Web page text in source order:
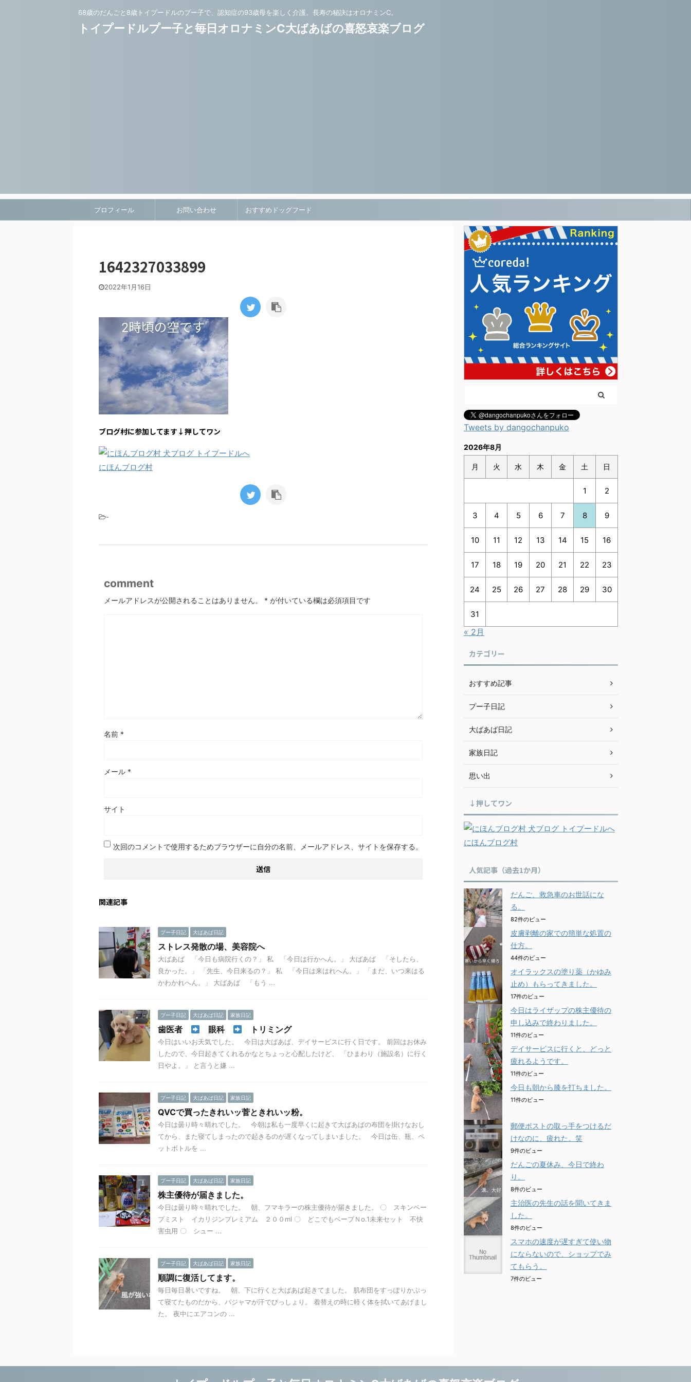
68歳のだんごと8歳トイプードルのプー子で、認知症の93歳母を楽しく介護。長寿の秘訣はオロナミンC。
トイプードルプー子と毎日オロナミンC大ばあばの喜怒哀楽ブログ
プロフィール お問い合わせ おすすめドッグフード
1642327033899
2022年1月16日
ブログ村に参加してます↓押してワン
にほんブログ村
-
comment
メールアドレスが公開されることはありません。 * が付いている欄は必須項目です
名前 *
メール *
サイト
次回のコメントで使用するためブラウザーに自分の名前、メールアドレス、サイトを保存する。
関連記事
プー子日記 大ばあば日記
ストレス発散の場、美容院へ
大ばあば 「今日も病院行くの？」 私 「今日は行かへん。」 大ばあば 「そしたら、
良かった。」 「先生、今日来るの？」 私 「今日は来はれへん。」 「まだ、いつ来はる
かわかれへん。」 大ばあば 「もう ...
プー子日記 大ばあば日記 家族日記
歯医者 眼科 トリミング
今日はいいお天気でした。 今日は大ばあば、デイサービスに行く日です。 前回はお休み
したので、今日起きてくれるかなとちょっと心配したけど、 「ひまわり（施設名）に行く
日やよ。」 と言うと嫌 ...
プー子日記 大ばあば日記 家族日記
QVCで買ったきれいッ菅ときれいッ粉。
今日は曇り時々晴れでした。 今朝は私も一度早くに起きて大ばあばの布団を掛けなおし
てから、また寝てしまったので起きるのが遅くなってしまいました。 今日は缶、瓶、ペ
ットボトルを ...
プー子日記 大ばあば日記 家族日記
株主優待が届きました。
今日は曇り時々晴れでした。 朝、フマキラーの株主優待が届きました。 〇 スキンベー
プミスト イカリジンプレミアム ２００ml 〇 どこでもベープＮo.1未来セット 不快
害虫用 〇 シュー ...
プー子日記 大ばあば日記 家族日記
順調に復活してます。
毎日毎日暑いですね。 朝、下に行くと大ばあば起きてました。 肌布団をすっぽりかぶっ
て寝てたものだから、パジャマが汗でびっしょり。 着替えの時に軽く体を拭いてあげまし
た。 夜中にエアコンの ...
Tweets by dangochanpuko
2026年8月
月 火 水 木 金 土 日
1 2
3 4 5 6 7 8 9
10 11 12 13 14 15 16
17 18 19 20 21 22 23
24 25 26 27 28 29 30
31
« 2月
カテゴリー
おすすめ記事
プー子日記
大ばあば日記
家族日記
思い出
↓押してワン
にほんブログ村
人気記事（過去1か月）
だんご、救急車のお世話にな
る。
82件のビュー
皮膚剥離の家での簡単な処置の
仕方。
44件のビュー
オイラックスの塗り薬（かゆみ
止め）もらってきました。
17件のビュー
今日はライザップの株主優待の
申し込みで終わりました。
11件のビュー
デイサービスに行くと、どっと
疲れるようです。
11件のビュー
今日も朝から膝を打ちました。
11件のビュー
郵便ポストの取っ手をつけるだ
けなのに、疲れた。笑
9件のビュー
だんごの夏休み、今日で終わ
り。
8件のビュー
主治医の先生の話を聞いてきま
した。
8件のビュー
スマホの速度が遅すぎて使い物
にならないので、ショップでみ
てもらう。
7件のビュー